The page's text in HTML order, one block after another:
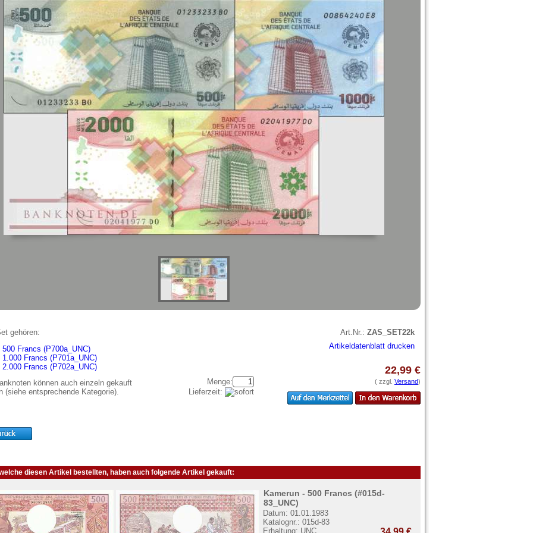
Siehier.
gehören:
500 Francs (P700a_UNC)
1.000 Francs (P701a_UNC)
2.000 Francs (P702a_UNC)
können auch einzeln gekauft
(siehe entsprechende Kategorie).
Art.Nr.: ZAS_SET22k
Artikeldatenblatt drucken
Menge:
Lieferzeit:
22,99 €
( zzgl. Versand)
diesen Artikel bestellten, haben auch folgende Artikel gekauft:
Kamerun - 500 Francs (#015d-
83_UNC)
Datum: 01.01.1983
Katalognr.: 015d-83
Erhaltung: UNC